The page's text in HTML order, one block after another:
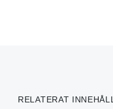
RELATERAT INNEHÅLL